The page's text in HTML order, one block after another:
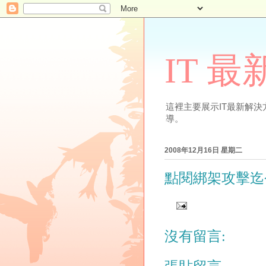
IT 最
這裡主要展示IT最新解決
導。
2008年12月16日 星期二
點閱綁架攻擊
沒有留言: